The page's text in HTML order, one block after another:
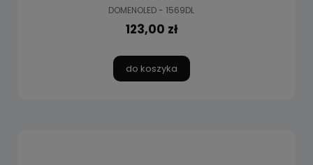
DOMENOLED - 1569DL
123,00 zł
do koszyka